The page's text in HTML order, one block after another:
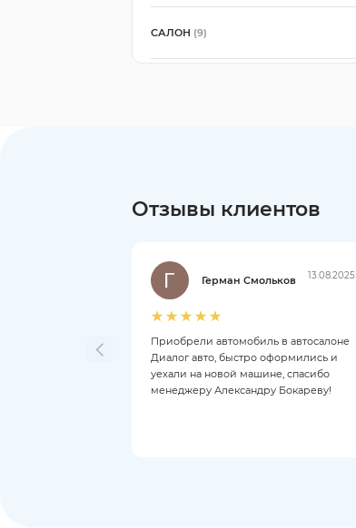
САЛОН (9)
Отзывы клиентов
Герман Смольков 13.08.2025
Приобрели автомобиль в автосалоне
Диалог авто, быстро оформились и
уехали на новой машине, спасибо
менеджеру Александру Бокареву!